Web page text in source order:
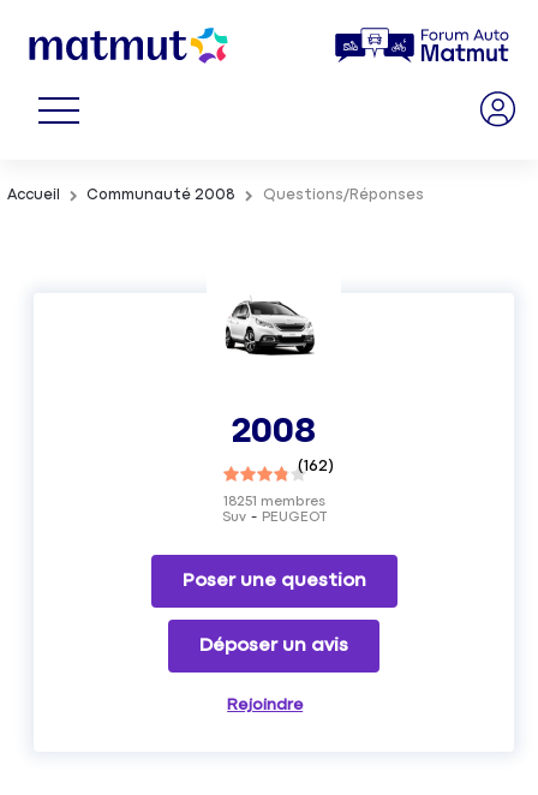
Accueil Communauté 2008 Questions/Réponses
2008
(162)
Suv PEUGEOT
18251 membres
Poser une question
Déposer un avis
Rejoindre